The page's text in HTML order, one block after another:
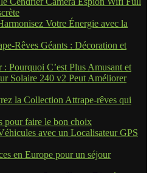
Votre Énergie avec la
Rêves Géants : Décoration et
Pourquoi C’est Plus Amusant et
Solaire 240 v2 Peut Améliorer
la Collection Attrape-rêves qui
pour faire le bon choix
avec un Localisateur GPS
en Europe pour un séjour